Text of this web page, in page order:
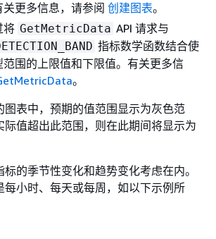
更多信息，请参阅 创建图表。
将 GetMetricData API 请求与
指标数学函数结合使
范围的上限值和下限值。有关更多信
。
图表中，预期的值范围显示为灰色范
际值超出此范围，则在此期间将显示为
的季节性变化和趋势变化考虑在内。
每小时、每天或每周，如以下示例所